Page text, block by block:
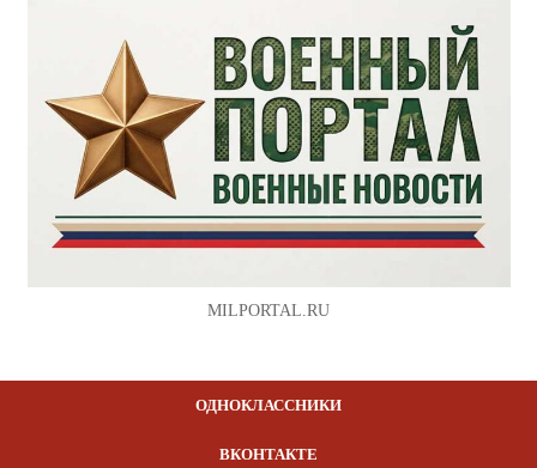
MILPORTAL.RU
ОДНОКЛАССНИКИ
ВКОНТАКТЕ